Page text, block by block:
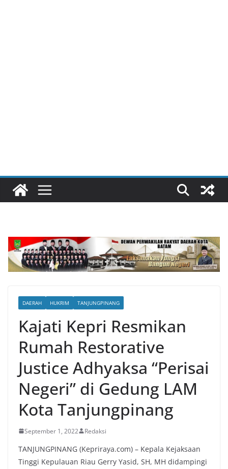
DAERAH HUKRIM TANJUNGPINANG
Kajati Kepri Resmikan
Rumah Restorative
Justice Adhyaksa “Perisai
Negeri” di Gedung LAM
Kota Tanjungpinang
September 1, 2022 Redaksi
TANJUNGPINANG (Kepriraya.com) – Kepala Kejaksaan
Tinggi Kepulauan Riau Gerry Yasid, SH, MH didampingi